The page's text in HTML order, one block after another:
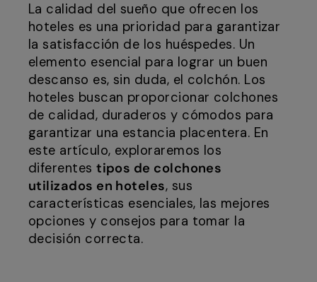
La calidad del sueño que ofrecen los
hoteles es una prioridad para garantizar
la satisfacción de los huéspedes. Un
elemento esencial para lograr un buen
descanso es, sin duda, el colchón. Los
hoteles buscan proporcionar colchones
de calidad, duraderos y cómodos para
garantizar una estancia placentera. En
este artículo, exploraremos los
diferentestipos de colchones
utilizados en hoteles, sus
características esenciales, las mejores
opciones y consejos para tomar la
decisión correcta.